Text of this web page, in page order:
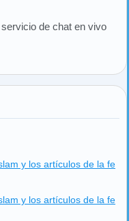
de chat en vivo
y los artículos de la fe
y los artículos de la fe